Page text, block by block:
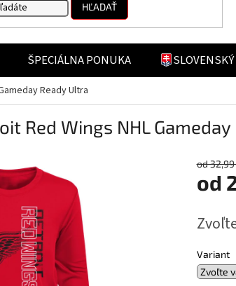
HĽADAŤ
ŠPECIÁLNA PONUKA
Ready Ultra
Red Wings NHL
od
od
cena:
Variant